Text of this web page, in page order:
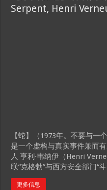
Serpent, Henri
【蛇】（1973年。不要与一
是一个虚构与真实事件兼而
人 亨利·韦纳伊（Henri
联“克格勃”与西方安全部门“
更多信息